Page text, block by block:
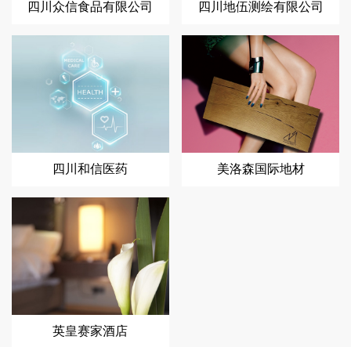
四川众信食品有限公司 四川地伍测绘有限公司
四川和信医药 美洛森国际地材
英皇赛家酒店